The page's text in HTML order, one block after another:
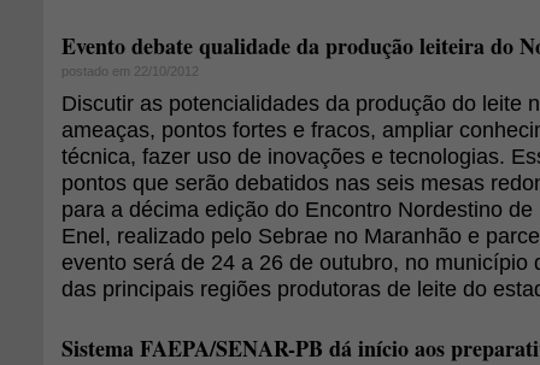
Evento debate qualidade da produção leiteira do
postado em 22/10/2012
Discutir as potencialidades da produção do leite
ameaças, pontos fortes e fracos, ampliar
técnica, fazer uso de inovações e tecnologias.
pontos que serão debatidos nas seis mesas
para a décima edição do Encontro Nordestino
Enel, realizado pelo Sebrae no Maranhão e
evento será de 24 a 26 de outubro, no município
das principais regiões produtoras de leite do
Sistema FAEPA/SENAR-PB dá início aos